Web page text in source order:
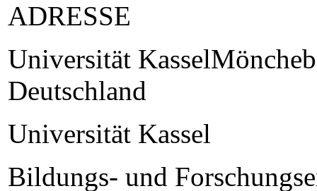
ADRESSE
Universität
Deutschland
Universität Kassel
Bildungs- und